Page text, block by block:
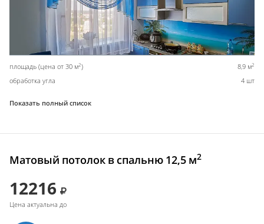
площадь (цена от 30 м2) 8,9 м2
обработка угла 4 шт
Показать полный список
Матовый потолок в спальню 12,5 м2
12216
Цена актуальна до